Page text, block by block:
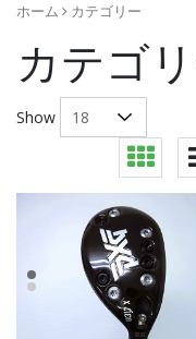
ホーム カテゴリー
カテゴ
Show